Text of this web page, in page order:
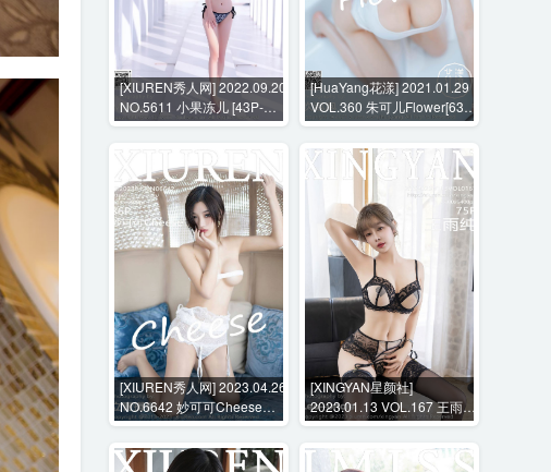
[XIUREN秀人网] 2022.09.20
NO.5611 小果冻儿 [43P-
344MB]
[HuaYang花漾] 2021.01.29
VOL.360 朱可儿Flower[63P-
578MB]
[XIUREN秀人网] 2023.04.26
NO.6642 妙可可Cheese
[86P-735MB]
[XINGYAN星颜社]
2023.01.13 VOL.167 王雨纯
[75P-737MB]